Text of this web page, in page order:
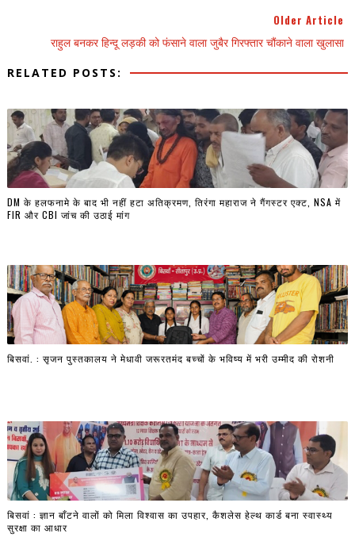
Older Article
राहुल बनकर हिन्दू लड़की को फंसाने वाला जुबैर गिरफ्तार चौंकाने वाला खुलासा
RELATED POSTS:
DM के हलफनामे के बाद भी नहीं हटा अतिक्रमण, तिरंगा महाराज ने गैंगस्टर एक्ट, NSA में
FIR और CBI जांच की उठाई मांग
बिसवां. : सृजन पुस्तकालय ने मेधावी जरूरतमंद बच्चों के भविष्य में भरी उम्मीद की रोशनी
बिसवां : ज्ञान बाँटने वालों को मिला विश्वास का उपहार, कैशलेस हेल्थ कार्ड बना स्वास्थ्य
सुरक्षा का आधार